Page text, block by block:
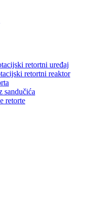
retortni uređaj
retortni reaktor
sandučića
retorte